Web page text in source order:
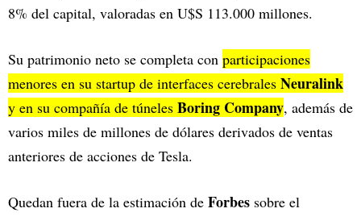
8% del capital, valoradas en U$S 113.000 millones.
Su patrimonio neto se completa con participaciones
menores en su startup de interfaces cerebrales Neuralink
y en su compañía de túneles Boring Company, además de
varios miles de millones de dólares derivados de ventas
anteriores de acciones de Tesla.
Quedan fuera de la estimación de Forbes sobre el